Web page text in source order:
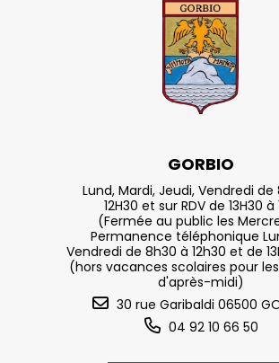
GORBIO
Lund, Mardi, Jeudi, Vendredi de
12H30 et sur RDV de 13H30 à
(Fermée au public les
Permanence téléphonique
Vendredi de 8h30 à 12h30 et de
(hors vacances scolaires pour
d'après-midi)
30 rue Garibaldi 06500
04 92 10 66 50